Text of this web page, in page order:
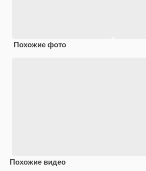
Похожие фото
Похожие видео